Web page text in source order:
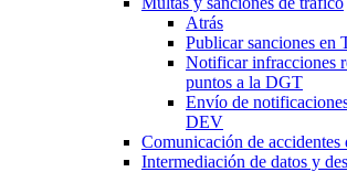
Atrás
Publicar sanciones
Notificar infracciones
puntos a la DGT
Envío de
DEV
Comunicación de accidentes
Intermediación de datos y